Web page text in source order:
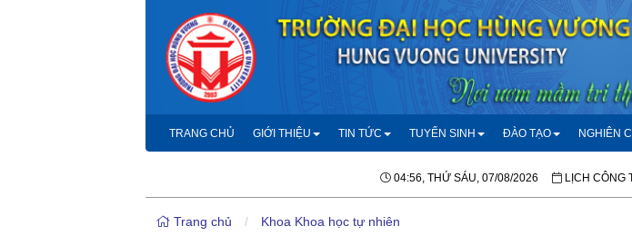
TRANG CHỦ GIỚI THIỆU TIN TỨC TUYỂN SINH ĐÀO TẠO NGHIÊN
04:56, THỨ SÁU, 07/08/2026 LỊCH CÔNG
Trang chủ / Khoa Khoa học tự nhiên